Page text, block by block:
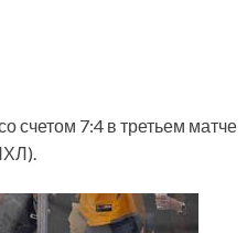
счетом 7:4 в третьем матче